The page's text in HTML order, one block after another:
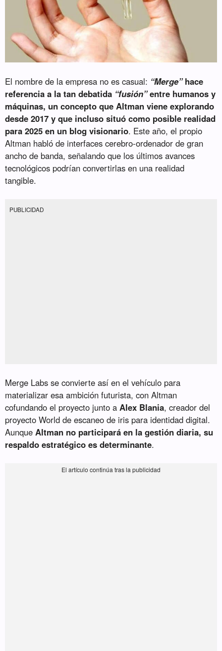
El nombre de la empresa no es casual: “Merge”hace
referencia a la tan debatida “fusión”entre humanos y
máquinas, un concepto que Altman viene explorando
desde 2017 y que incluso situó como posible realidad
para 2025 en un blog visionario. Este año, el propio
Altman habló de interfaces cerebro-ordenador de gran
ancho de banda, señalando que los últimos avances
tecnológicos podrían convertirlas en una realidad
tangible.
PUBLICIDAD
Merge Labs se convierte así en el vehículo para
materializar esa ambición futurista, con Altman
cofundando el proyecto junto aAlex Blania, creador del
proyecto World de escaneo de iris para identidad digital.
AunqueAltman no participará en la gestión diaria, su
respaldo estratégico es determinante.